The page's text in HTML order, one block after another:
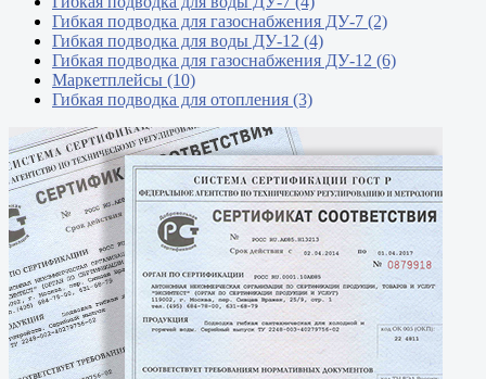
Гибкая подводка для газоснабжения ДУ-7 (2)
Гибкая подводка для воды ДУ-12 (4)
Гибкая подводка для газоснабжения ДУ-12 (6)
Маркетплейсы (10)
Гибкая подводка для отопления (3)